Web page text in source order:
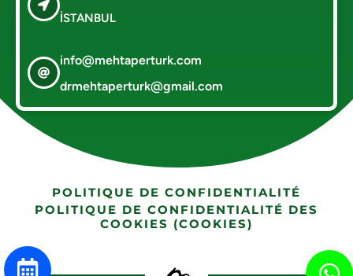
İSTANBUL
info@mehtaperturk.com
drmehtaperturk@gmail.com
POLITIQUE DE CONFIDENTIALITÉ
POLITIQUE DE CONFIDENTIALITÉ DES
COOKIES (COOKIES)